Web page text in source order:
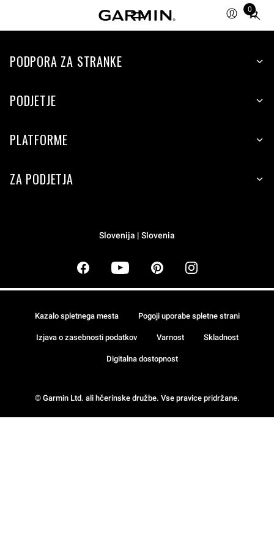
0
Total
items
cart:
PODPORA ZA STRANKE
PODJETJE
PLATFORME
ZA PODJETJA
Slovenija | Slovenia
© Garmin Ltd. ali hčerinske družbe. Vse pravice pridržane.
Kazalo spletnega mesta Pogoji uporabe spletne strani
Izjava o zasebnosti podatkov Varnost Skladnost
Digitalna dostopnost